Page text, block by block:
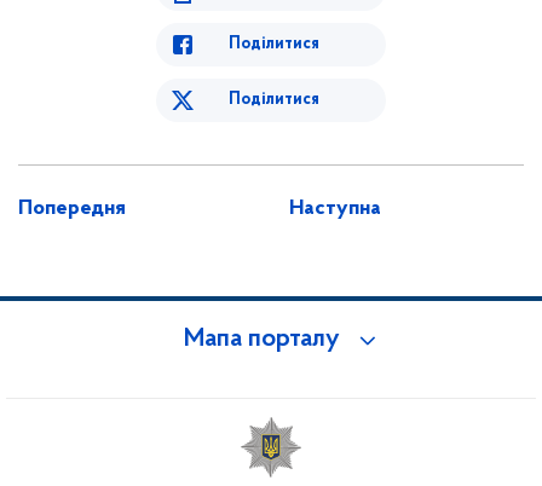
Поділитися
Поділитися
Попередня Наступна
Мапа порталу